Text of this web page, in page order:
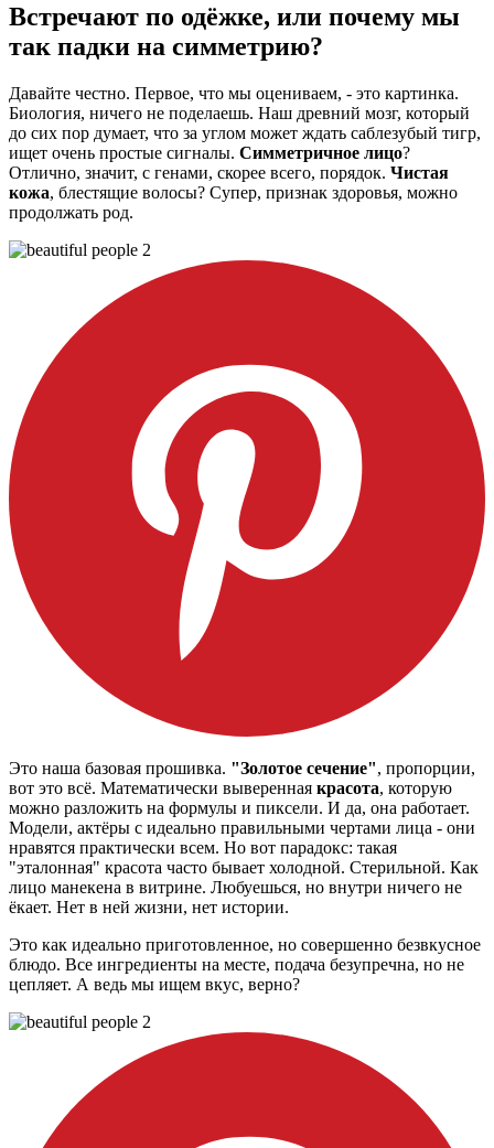
Встречают по одёжке, или почему мы
так падки на симметрию?
Давайте честно. Первое, что мы оцениваем, - это картинка.
Биология, ничего не поделаешь. Наш древний мозг, который
до сих пор думает, что за углом может ждать саблезубый тигр,
ищет очень простые сигналы. Симметричное лицо?
Отлично, значит, с генами, скорее всего, порядок. Чистая
кожа, блестящие волосы? Супер, признак здоровья, можно
продолжать род.
Это наша базовая прошивка. "Золотое сечение", пропорции,
вот это всё. Математически выверенная красота, которую
можно разложить на формулы и пиксели. И да, она работает.
Модели, актёры с идеально правильными чертами лица - они
нравятся практически всем. Но вот парадокс: такая
"эталонная" красота часто бывает холодной. Стерильной. Как
лицо манекена в витрине. Любуешься, но внутри ничего не
ёкает. Нет в ней жизни, нет истории.
Это как идеально приготовленное, но совершенно безвкусное
блюдо. Все ингредиенты на месте, подача безупречна, но не
цепляет. А ведь мы ищем вкус, верно?